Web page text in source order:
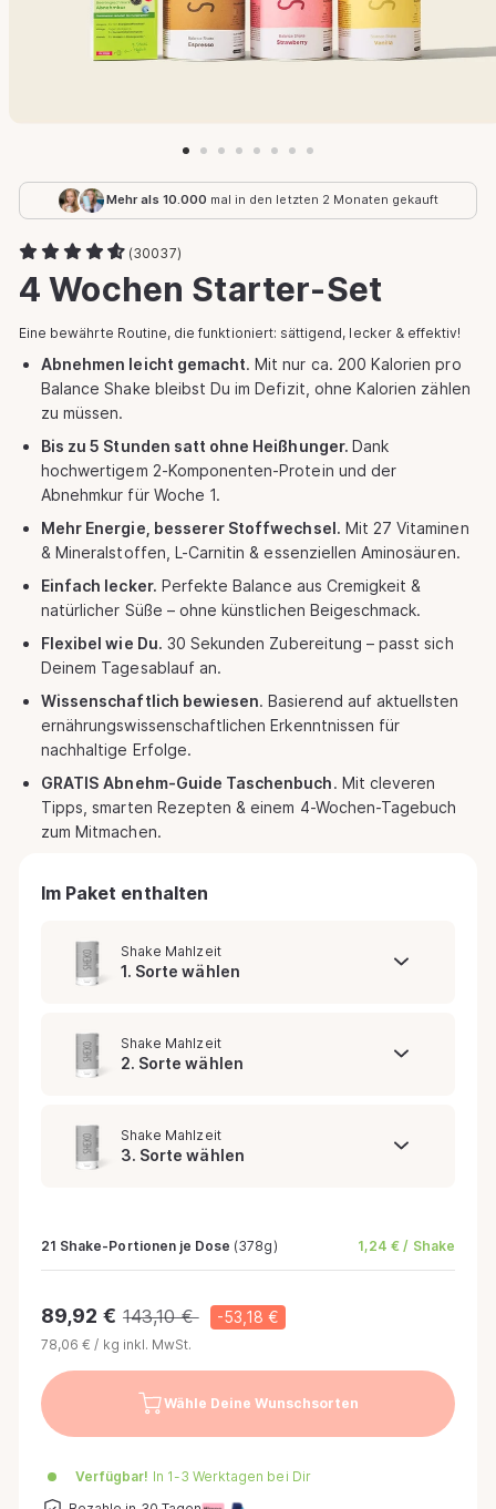
Modal
Mehr als 10.000 mal in den letzten 2 Monaten gekauft
(30037)
4 Wochen Starter-Set
Eine bewährte Routine, die funktioniert: sättigend, lecker & effektiv!
Abnehmen leicht gemacht. Mit nur ca. 200 Kalorien pro
Balance Shake bleibst Du im Defizit, ohne Kalorien zählen
zu müssen.
Bis zu 5 Stunden satt ohne Heißhunger. Dank
hochwertigem 2-Komponenten-Protein und der
Abnehmkur für Woche 1.
Mehr Energie, besserer Stoffwechsel. Mit 27 Vitaminen
& Mineralstoffen, L-Carnitin & essenziellen Aminosäuren.
Einfach lecker. Perfekte Balance aus Cremigkeit &
natürlicher Süße – ohne künstlichen Beigeschmack.
Flexibel wie Du. 30 Sekunden Zubereitung – passt sich
Deinem Tagesablauf an.
Wissenschaftlich bewiesen. Basierend auf aktuellsten
ernährungswissenschaftlichen Erkenntnissen für
nachhaltige Erfolge.
GRATIS Abnehm-Guide Taschenbuch. Mit cleveren
Tipps, smarten Rezepten & einem 4-Wochen-Tagebuch
zum Mitmachen.
Im Paket enthalten
Shake Mahlzeit
1. Sorte wählen
Shake Mahlzeit
2. Sorte wählen
Shake Mahlzeit
3. Sorte wählen
21 Shake-Portionen je Dose (378g) 1,24 € / Shake
Verkaufspreis
89,92 € Normaler
Preis
143,10 € -53,18 €
Grundpreis
78,06 € / pro
kg inkl. MwSt.
Wähle Deine Wunschsorten
Verfügbar! In 1-3 Werktagen bei Dir